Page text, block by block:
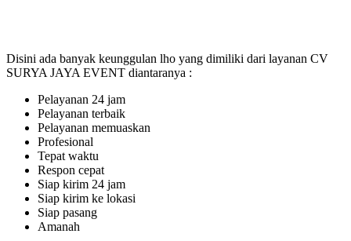
Disini ada banyak keunggulan lho yang dimiliki dari layanan CV
SURYA JAYA EVENT diantaranya :
Pelayanan 24 jam
Pelayanan terbaik
Pelayanan memuaskan
Profesional
Tepat waktu
Respon cepat
Siap kirim 24 jam
Siap kirim ke lokasi
Siap pasang
Amanah